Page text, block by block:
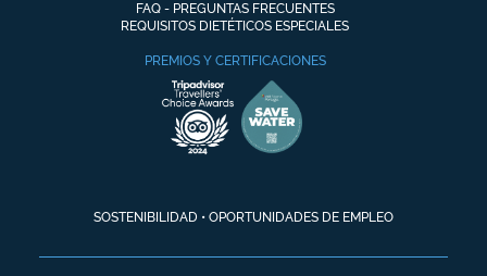
FAQ - PREGUNTAS FRECUENTES
REQUISITOS DIETÉTICOS ESPECIALES
PREMIOS Y CERTIFICACIONES
SOSTENIBILIDAD • OPORTUNIDADES DE EMPLEO